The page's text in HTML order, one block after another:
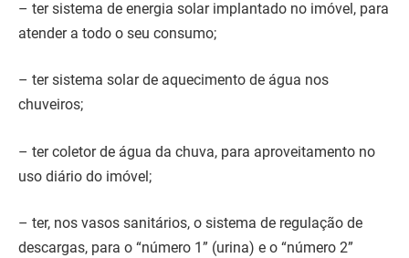
– ter sistema de energia solar implantado no imóvel, para
atender a todo o seu consumo;
– ter sistema solar de aquecimento de água nos
chuveiros;
– ter coletor de água da chuva, para aproveitamento no
uso diário do imóvel;
– ter, nos vasos sanitários, o sistema de regulação de
descargas, para o “número 1” (urina) e o “número 2”